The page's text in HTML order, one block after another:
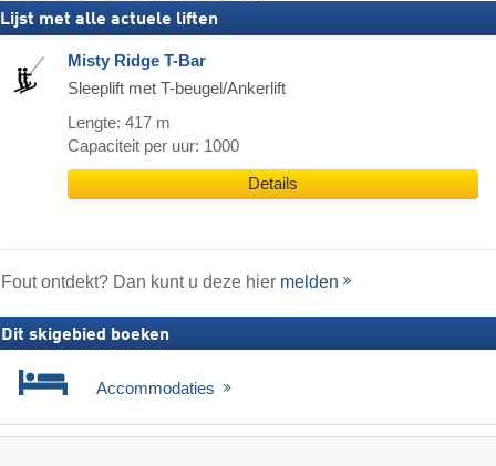
Lijst met alle actuele liften
Misty Ridge T-Bar
Sleeplift met T-beugel/Ankerlift
Lengte: 417 m
Capaciteit per uur: 1000
Details
Fout ontdekt? Dan kunt u deze hier melden
Dit skigebied boeken
Accommodaties